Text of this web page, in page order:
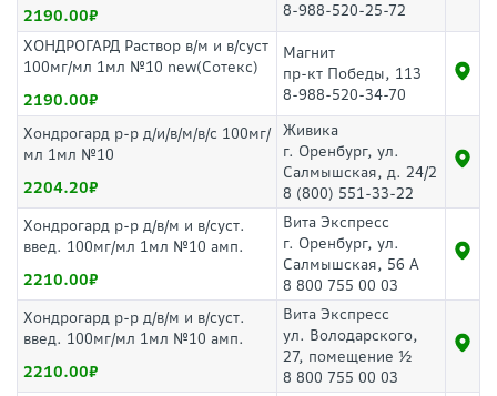
2190.00
8-988-520-25-72
ХОНДРОГАРД Раствор в/м и в/суст
100мг/мл 1мл №10 new(Сотекс)
2190.00
Магнит
пр-кт Победы, 113
8-988-520-34-70
Хондрогард р-р д/и/в/м/в/с 100мг/
мл 1мл №10
2204.20
Живика
г. Оренбург, ул.
Салмышская, д. 24/2
8 (800) 551-33-22
Хондрогард р-р д/в/м и в/суст.
введ. 100мг/мл 1мл №10 амп.
2210.00
Вита Экспресс
г. Оренбург, ул.
Салмышская, 56 А
8 800 755 00 03
Хондрогард р-р д/в/м и в/суст.
введ. 100мг/мл 1мл №10 амп.
2210.00
Вита Экспресс
ул. Володарского,
27, помещение ½
8 800 755 00 03